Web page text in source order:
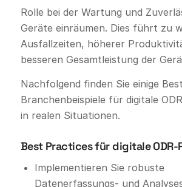
Rolle bei der Wartung und
Geräte einräumen. Dies führt zu
Ausfallzeiten, höherer
besseren Gesamtleistung der
Nachfolgend finden Sie einige
Branchenbeispiele für digitale
in realen Situationen.
Best Practices für digitale ODR-
Implementieren Sie robuste
Datenerfassungs- und